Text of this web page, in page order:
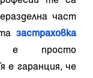
част
застраховка
е просто
е гаранция, че